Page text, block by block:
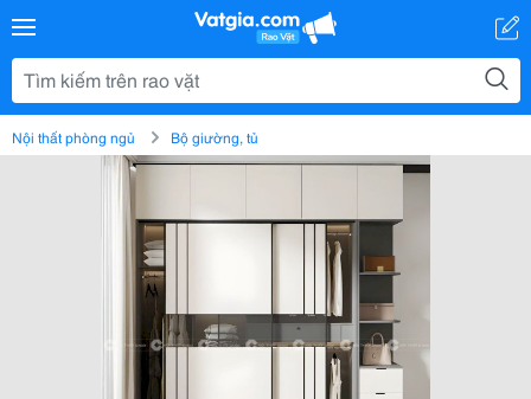
Nội thất phòng ngủ Bộ giường, tủ